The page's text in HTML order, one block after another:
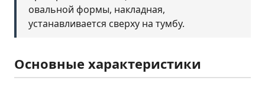
овальной формы, накладная,
устанавливается сверху на тумбу.
Основные характеристики